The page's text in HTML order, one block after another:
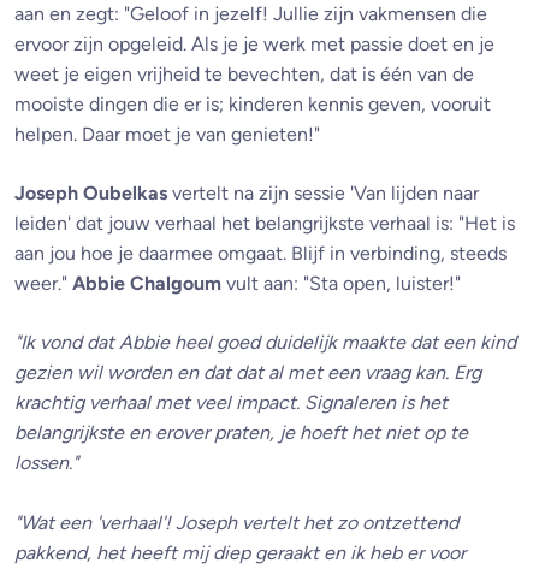
aan en zegt: "Geloof in jezelf! Jullie zijn vakmensen die
ervoor zijn opgeleid. Als je je werk met passie doet en je
weet je eigen vrijheid te bevechten, dat is één van de
mooiste dingen die er is; kinderen kennis geven, vooruit
helpen. Daar moet je van genieten!"
Joseph Oubelkas vertelt na zijn sessie 'Van lijden naar
leiden' dat jouw verhaal het belangrijkste verhaal is: "Het is
aan jou hoe je daarmee omgaat. Blijf in verbinding, steeds
weer." Abbie Chalgoum vult aan: "Sta open, luister!"
"Ik vond dat Abbie heel goed duidelijk maakte dat een kind
gezien wil worden en dat dat al met een vraag kan. Erg
krachtig verhaal met veel impact. Signaleren is het
belangrijkste en erover praten, je hoeft het niet op te
lossen."
"Wat een 'verhaal'! Joseph vertelt het zo ontzettend
pakkend, het heeft mij diep geraakt en ik heb er voor